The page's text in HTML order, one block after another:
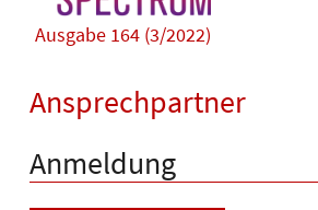
Ausgabe 164 (3/2022)
Ansprechpartner
Anmeldung